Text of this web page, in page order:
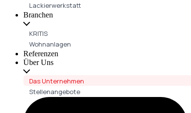
Lackierwerkstatt
Branchen
KRITIS
Wohnanlagen
Referenzen
Über Uns
Das Unternehmen
Stellenangebote